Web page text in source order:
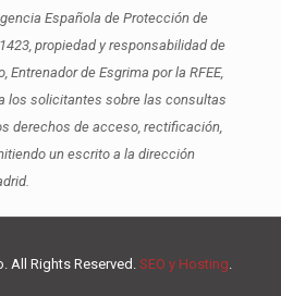
Española de Protección de
propiedad y responsabilidad de
Entrenador de Esgrima por la RFEE,
los solicitantes sobre las consultas
derechos de acceso, rectificación,
un escrito a la dirección
All Rights Reserved. SEO y Hosting.